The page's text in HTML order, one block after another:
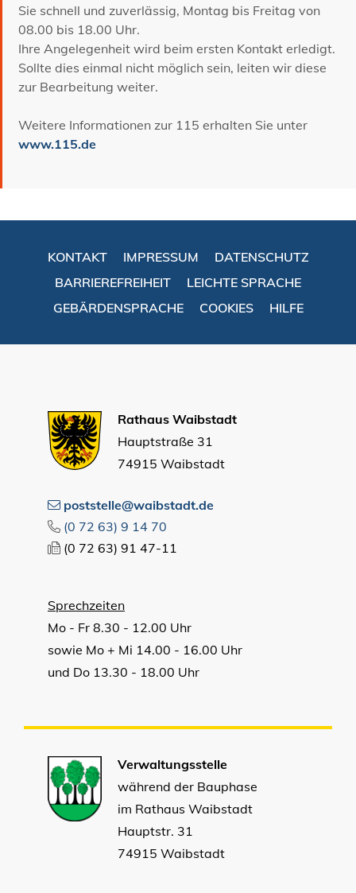
Sie schnell und zuverlässig, Montag bis Freitag von
08.00 bis 18.00 Uhr.
Ihre Angelegenheit wird beim ersten Kontakt erledigt.
Sollte dies einmal nicht möglich sein, leiten wir diese
zur Bearbeitung weiter.
Weitere Informationen zur 115 erhalten Sie unter
www.115.de
KONTAKT IMPRESSUM
DATENSCHUTZ
BARRIEREFREIHEIT
LEICHTE SPRACHE
GEBÄRDENSPRACHE
COOKIES HILFE
Rathaus Waibstadt
Hauptstraße 31
74915 Waibstadt
poststelle@waibstadt.de
(0 72 63) 9 14 70
(0 72 63) 91 47-11
Sprechzeiten
Mo - Fr 8.30 - 12.00 Uhr
sowie Mo + Mi 14.00 - 16.00 Uhr
und Do 13.30 - 18.00 Uhr
Verwaltungsstelle
während der Bauphase
im Rathaus Waibstadt
Hauptstr. 31
74915 Waibstadt